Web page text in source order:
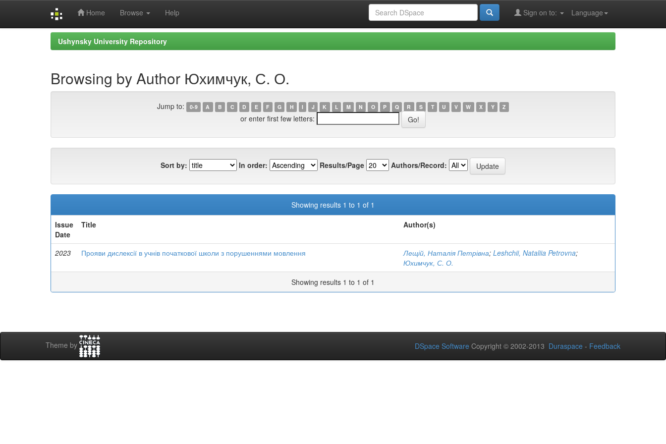
Home Browse Help Language
Sign on to:
Ushynsky University Repository
Browsing by Author Юхимчук, С. О.
Jump to: 0-9 A B C D E F G H I J K L M N O P Q R S T U V W X Y Z
or enter first few letters:
Sort by: In order: Results/Page Authors/Record:
Showing results 1 to 1 of 1
Issue
Date
Title Author(s)
2023 Прояви дислексії в учнів початкової школи з порушеннями мовлення Лещій, Наталія Петрівна; Leshchii, Nataliia Petrovna;
Юхимчук, С. О.
Showing results 1 to 1 of 1
Theme by DSpace Software Copyright © 2002-2013 Duraspace - Feedback